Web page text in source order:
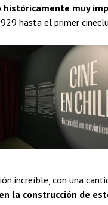
históricamente muy
hasta el primer
increíble, con una
la construcción de